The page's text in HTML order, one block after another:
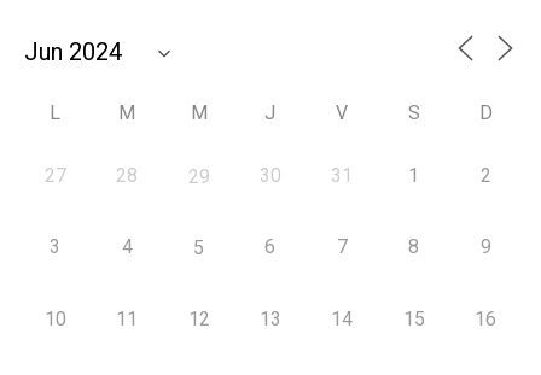
L M M J V S D
27 28 29 30 31 1 2
3 4 5 6 7 8 9
10 11 12 13 14 15 16